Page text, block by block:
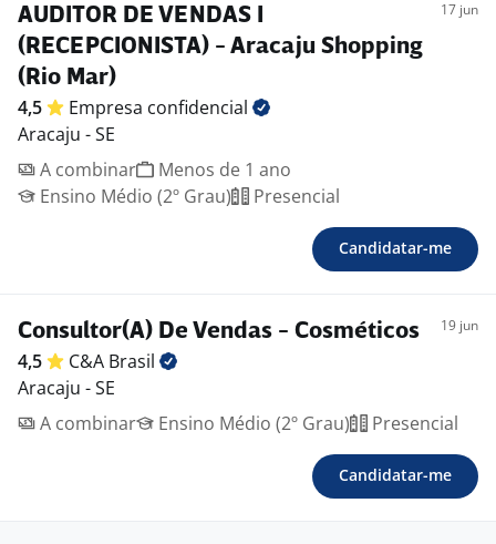
AUDITOR DE VENDAS I
(RECEPCIONISTA) - Aracaju Shopping
(Rio Mar)
17 jun
4,5 Empresa confidencial
Aracaju - SE
A combinar
Menos de 1 ano
Ensino Médio (2º Grau)
Presencial
Candidatar-me
Consultor(A) De Vendas - Cosméticos 19 jun
4,5 C&A Brasil
Aracaju - SE
A combinar
Ensino Médio (2º Grau) Presencial
Candidatar-me